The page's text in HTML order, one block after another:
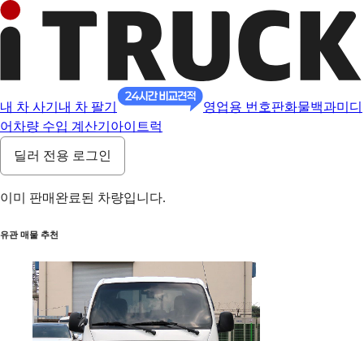
내 차 사기 내 차 팔기 영업용 번호판화물백과미디
어 차량 수입 계산기 아이트럭
딜러 전용 로그인
이미 판매완료된 차량입니다.
유관 매물 추천